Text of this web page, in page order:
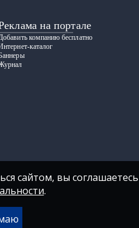
на портале
компанию бесплатно
каталог
сайтом, вы
.